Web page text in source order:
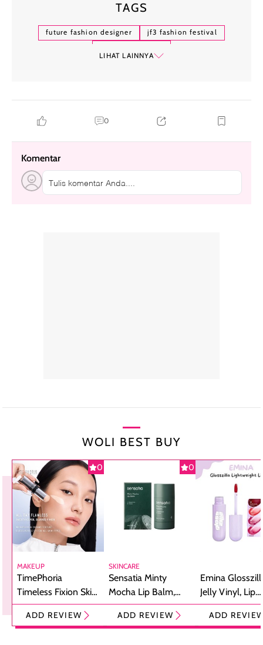
TAGS
future fashion designer
jf3 fashion festival
LIHAT LAINNYA
0
Komentar
Tulis komentar Anda....
WOLI BEST BUY
0
MAKEUP
TimePhoria
Timeless Fixion Skin
Tint Stick,
Foundation dan
ADD REVIEW
0
SKINCARE
Sensatia Minty
Mocha Lip Balm,
Pelembap Bibir
dengan Aroma
ADD REVIEW
Emina
Jelly Vinyl, Lip
Cream Glossy
Ringan
ADD